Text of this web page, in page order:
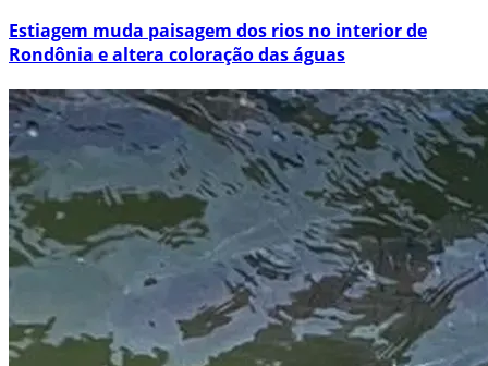
Estiagem muda paisagem dos rios no interior de
Rondônia e altera coloração das águas